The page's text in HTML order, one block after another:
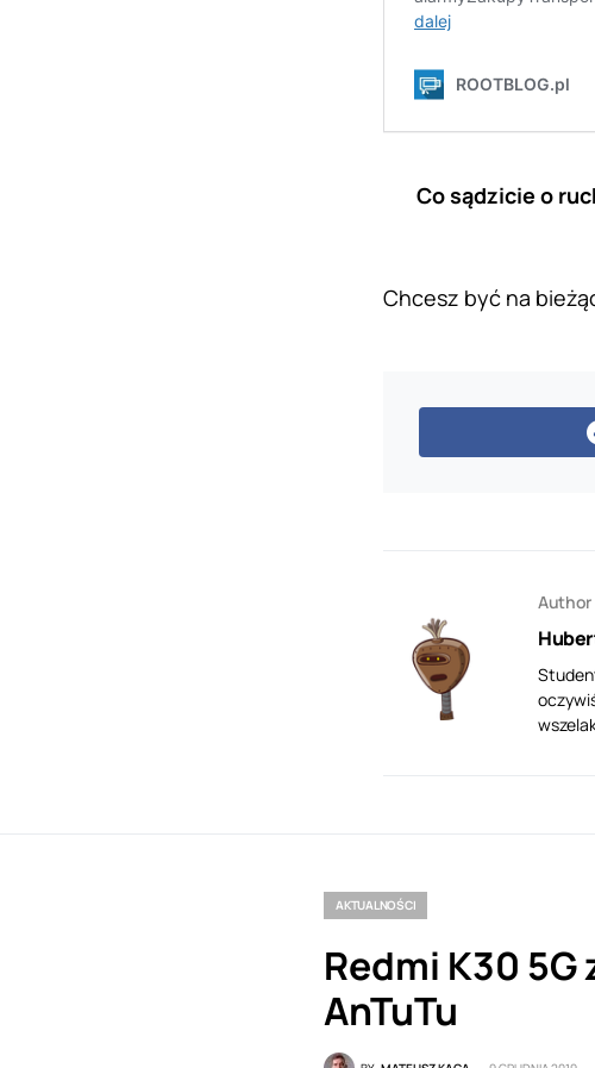
Co sądzicie o
Chcesz być na
Author
AKTUALNOŚCI
Redmi K30
AnTuTu